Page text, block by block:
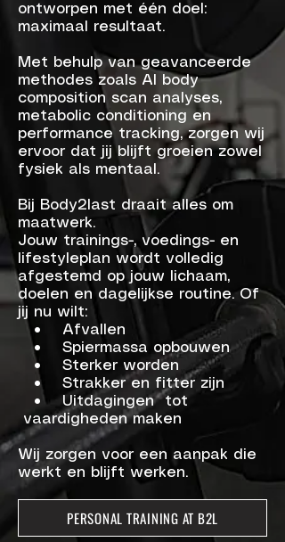
ontworpen met één doel:
maximaal resultaat.
Met behulp van geavanceerde
methodes zoals AI body
composition scan analyses,
metabolic conditioning en
performance tracking, zorgen wij
ervoor dat jij blijft groeien zowel
fysiek als mentaal.
Bij Body2last draait alles om
maatwerk.
Jouw trainings-, voedings- en
lifestyleplan wordt volledig
afgestemd op jouw lichaam,
doelen en dagelijkse routine. Of
jij nu wilt:
• Afvallen
• Spiermassa opbouwen
• Sterker worden
• Strakker en fitter zijn
• Uitdagingen tot
vaardigheden maken
Wij zorgen voor een aanpak die
werkt en blijft werken.
PERSONAL TRAINING AT B2L